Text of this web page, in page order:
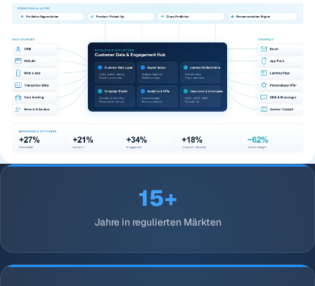
15+
Jahre in regulierten Märkten